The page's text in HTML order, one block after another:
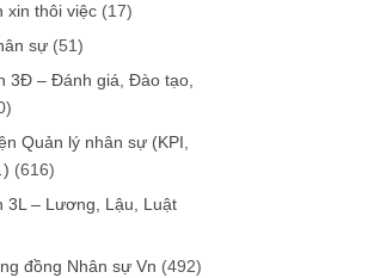
xin thôi việc (17)
sự (51)
3Đ – Đánh giá, Đào tạo,
Quản lý nhân sự (KPI,
(616)
3L – Lương, Lậu, Luật
đồng Nhân sự Vn (492)